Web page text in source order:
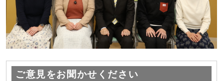
ご意見をお聞かせください